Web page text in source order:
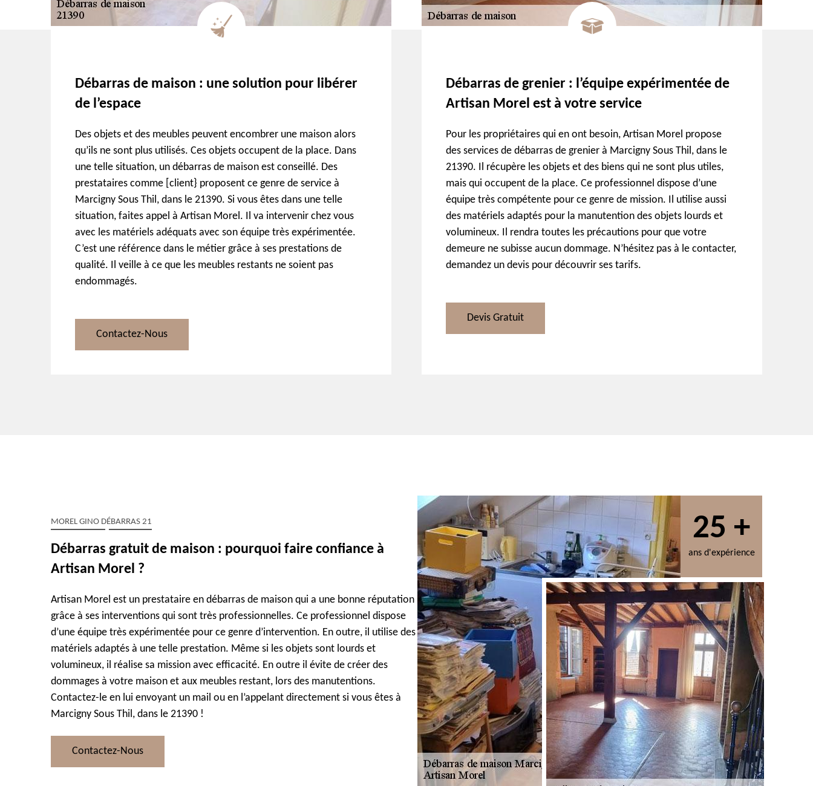
Débarras de maison : une solution pour libérer
de l’espace
Des objets et des meubles peuvent encombrer une maison alors
qu’ils ne sont plus utilisés. Ces objets occupent de la place. Dans
une telle situation, un débarras de maison est conseillé. Des
prestataires comme [client} proposent ce genre de service à
Marcigny Sous Thil, dans le 21390. Si vous êtes dans une telle
situation, faites appel à Artisan Morel. Il va intervenir chez vous
avec les matériels adéquats avec son équipe très expérimentée.
C’est une référence dans le métier grâce à ses prestations de
qualité. Il veille à ce que les meubles restants ne soient pas
endommagés.
Contactez-Nous
Débarras de grenier : l’équipe expérimentée de
Artisan Morel est à votre service
Pour les propriétaires qui en ont besoin, Artisan Morel propose
des services de débarras de grenier à Marcigny Sous Thil, dans le
21390. Il récupère les objets et des biens qui ne sont plus utiles,
mais qui occupent de la place. Ce professionnel dispose d’une
équipe très compétente pour ce genre de mission. Il utilise aussi
des matériels adaptés pour la manutention des objets lourds et
volumineux. Il rendra toutes les précautions pour que votre
demeure ne subisse aucun dommage. N’hésitez pas à le contacter,
demandez un devis pour découvrir ses tarifs.
Devis Gratuit
MOREL GINO DÉBARRAS 21
Débarras gratuit de maison : pourquoi faire confiance à
Artisan Morel ?
Artisan Morel est un prestataire en débarras de maison qui a une bonne réputation
grâce à ses interventions qui sont très professionnelles. Ce professionnel dispose
d’une équipe très expérimentée pour ce genre d’intervention. En outre, il utilise des
matériels adaptés à une telle prestation. Même si les objets sont lourds et
volumineux, il réalise sa mission avec efficacité. En outre il évite de créer des
dommages à votre maison et aux meubles restant, lors des manutentions.
Contactez-le en lui envoyant un mail ou en l’appelant directement si vous êtes à
Marcigny Sous Thil, dans le 21390 !
Contactez-Nous
25 +
ans d'expérience